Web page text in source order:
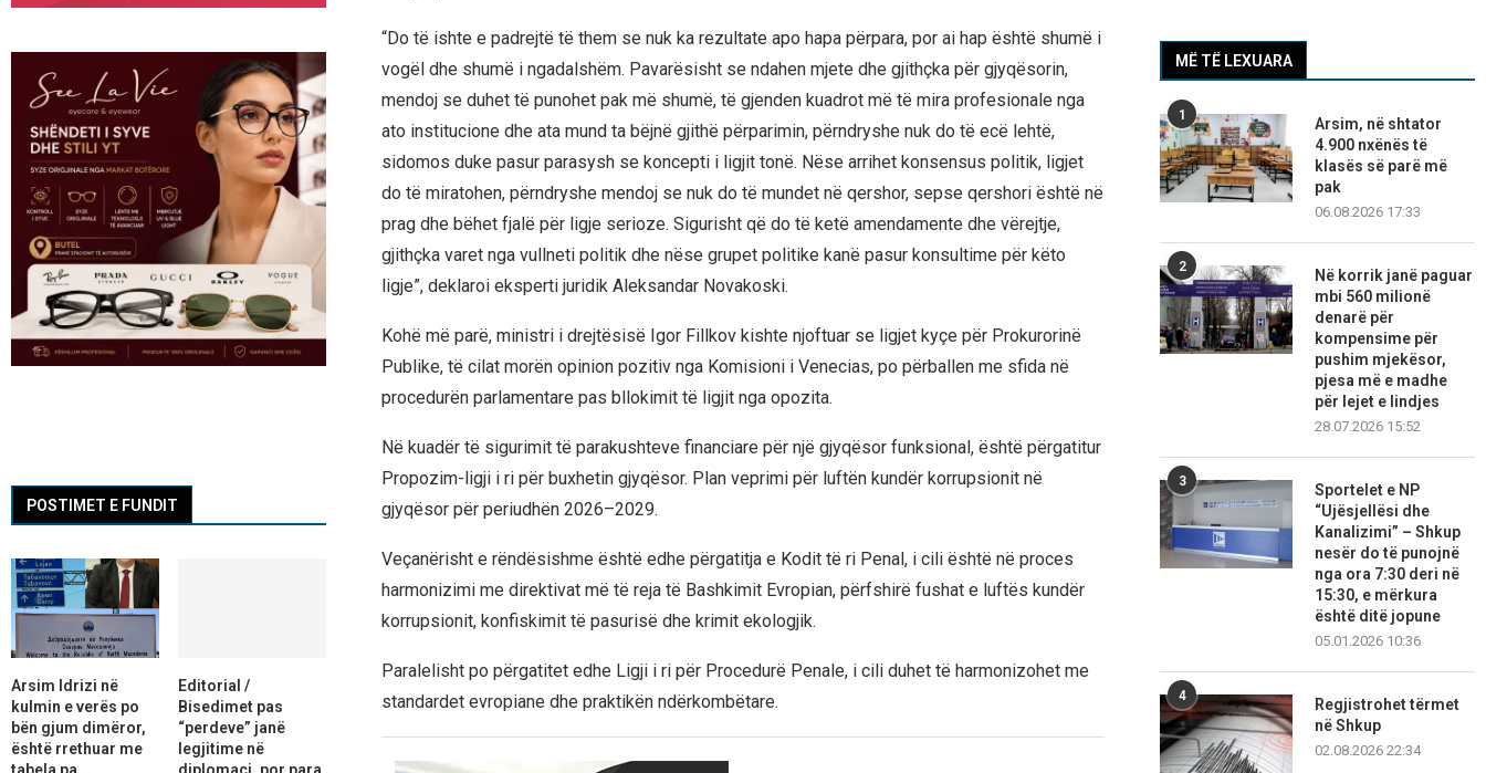
“Do të ishte e padrejtë të them se nuk ka rezultate apo hapa përpara, por ai hap është shumë i
vogël dhe shumë i ngadalshëm. Pavarësisht se ndahen mjete dhe gjithçka për gjyqësorin,
mendoj se duhet të punohet pak më shumë, të gjenden kuadrot më të mira profesionale nga
ato institucione dhe ata mund ta bëjnë gjithë përparimin, përndryshe nuk do të ecë lehtë,
sidomos duke pasur parasysh se koncepti i ligjit tonë. Nëse arrihet konsensus politik, ligjet
do të miratohen, përndryshe mendoj se nuk do të mundet në qershor, sepse qershori është në
prag dhe bëhet fjalë për ligje serioze. Sigurisht që do të ketë amendamente dhe vërejtje,
gjithçka varet nga vullneti politik dhe nëse grupet politike kanë pasur konsultime për këto
ligje”, deklaroi eksperti juridik Aleksandar Novakoski.
Kohë më parë, ministri i drejtësisë Igor Fillkov kishte njoftuar se ligjet kyçe për Prokurorinë
Publike, të cilat morën opinion pozitiv nga Komisioni i Venecias, po përballen me sfida në
procedurën parlamentare pas bllokimit të ligjit nga opozita.
Në kuadër të sigurimit të parakushteve financiare për një gjyqësor funksional, është përgatitur
Propozim-ligji i ri për buxhetin gjyqësor. Plan veprimi për luftën kundër korrupsionit në
gjyqësor për periudhën 2026–2029.
Veçanërisht e rëndësishme është edhe përgatitja e Kodit të ri Penal, i cili është në proces
harmonizimi me direktivat më të reja të Bashkimit Evropian, përfshirë fushat e luftës kundër
korrupsionit, konfiskimit të pasurisë dhe krimit ekologjik.
Paralelisht po përgatitet edhe Ligji i ri për Procedurë Penale, i cili duhet të harmonizohet me
standardet evropiane dhe praktikën ndërkombëtare.
MË TË LEXUARA
1
Arsim, në shtator
4.900 nxënës të
klasës së parë më
pak
06.08.2026 17:33
2
Në korrik janë paguar
mbi 560 milionë
denarë për
kompensime për
pushim mjekësor,
pjesa më e madhe
për lejet e lindjes
28.07.2026 15:52
3
Sportelet e NP
“Ujësjellësi dhe
Kanalizimi” – Shkup
nesër do të punojnë
nga ora 7:30 deri në
15:30, e mërkura
është ditë jopune
05.01.2026 10:36
4
Regjistrohet tërmet
në Shkup
02.08.2026 22:34
POSTIMET E FUNDIT
Arsim Idrizi në
kulmin e verës po
bën gjum dimëror,
është rrethuar me
tabela pa...
Editorial /
Bisedimet pas
“perdeve” janë
legjitime në
diplomaci, por para